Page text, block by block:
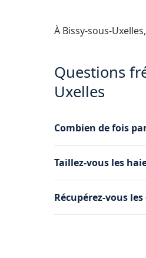
À Bissy-sous-
Questions
Uxelles
Combien de fois
tailles par an
annuelle. Nous
Taillez-vous les
dépassent 3
sous-Uxelles.
Récupérez-vous